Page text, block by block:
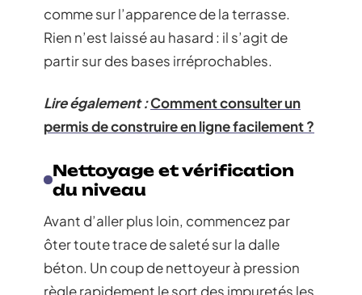
comme sur l’apparence de la terrasse.
Rien n’est laissé au hasard : il s’agit de
partir sur des bases irréprochables.
Lire également :Comment consulter un
permis de construire en ligne facilement ?
Nettoyage et vérification
du niveau
Avant d’aller plus loin, commencez par
ôter toute trace de saleté sur la dalle
béton. Un coup de nettoyeur à pression
règle rapidement le sort des impuretés les